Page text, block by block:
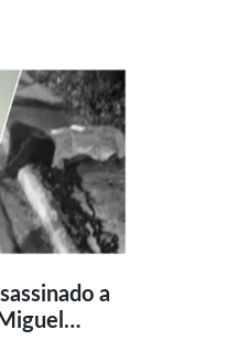
a